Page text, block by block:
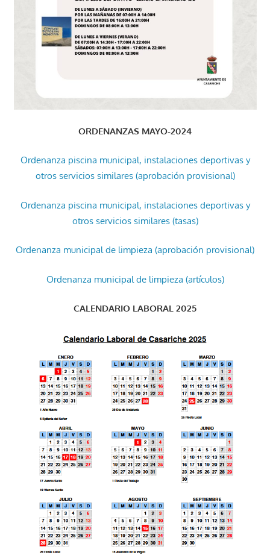
ORDENANZAS MAYO-2024
Ordenanza piscina municipal, instalaciones deportivas y
otros servicios similares (aprobación provisional)
Ordenanza piscina municipal, instalaciones deportivas y
otros servicios similares (tasas)
Ordenanza municipal de limpieza (aprobación provisional)
Ordenanza municipal de limpieza (artículos)
CALENDARIO LABORAL 2025